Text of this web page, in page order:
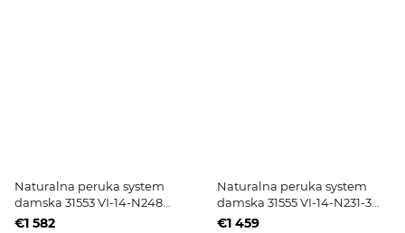
Naturalna peruka system
damska 31553 VI-14-N248
(N248) Blond długie włosy
€1 582
Naturalna peruka system
damska 31555 VI-14-N231-3
(N231-1) Blond długie włosy
€1 459